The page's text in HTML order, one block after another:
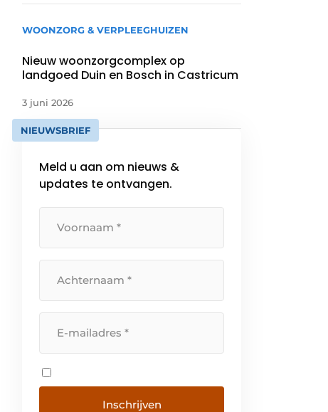
WOONZORG & VERPLEEGHUIZEN
Nieuw woonzorgcomplex op
landgoed Duin en Bosch in Castricum
3 juni 2026
NIEUWSBRIEF
Meld u aan om nieuws &
updates te ontvangen.